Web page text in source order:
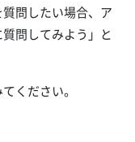
問したい場合、ア
問してみよう」と
ください。